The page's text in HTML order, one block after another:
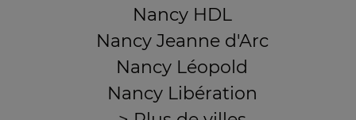
Nancy HDL
Nancy Jeanne d'Arc
Nancy Léopold
Nancy Libération